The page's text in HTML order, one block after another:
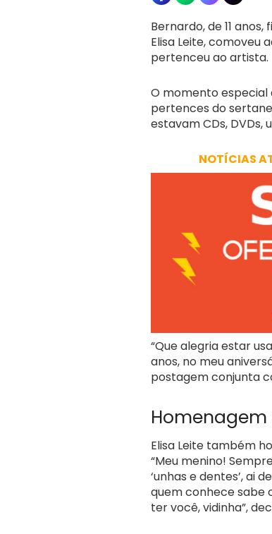
Bernardo, de 11
Elisa Leite, comoveu
pertenceu ao artista.
O momento especial
pertences do
estavam CDs, DVDs,
NOTÍCIAS
“Que alegria estar
anos, no meu
postagem conjunta
Elisa Leite também
“Meu menino!
‘unhas e dentes’, ai
quem conhece sabe
ter você, vidinha”,